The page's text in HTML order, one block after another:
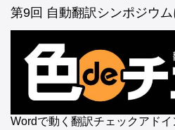
第9回 自動翻訳シンポジウ
Wordで動く翻訳チェックアドイ